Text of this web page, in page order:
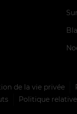
de la vie privée
Politique